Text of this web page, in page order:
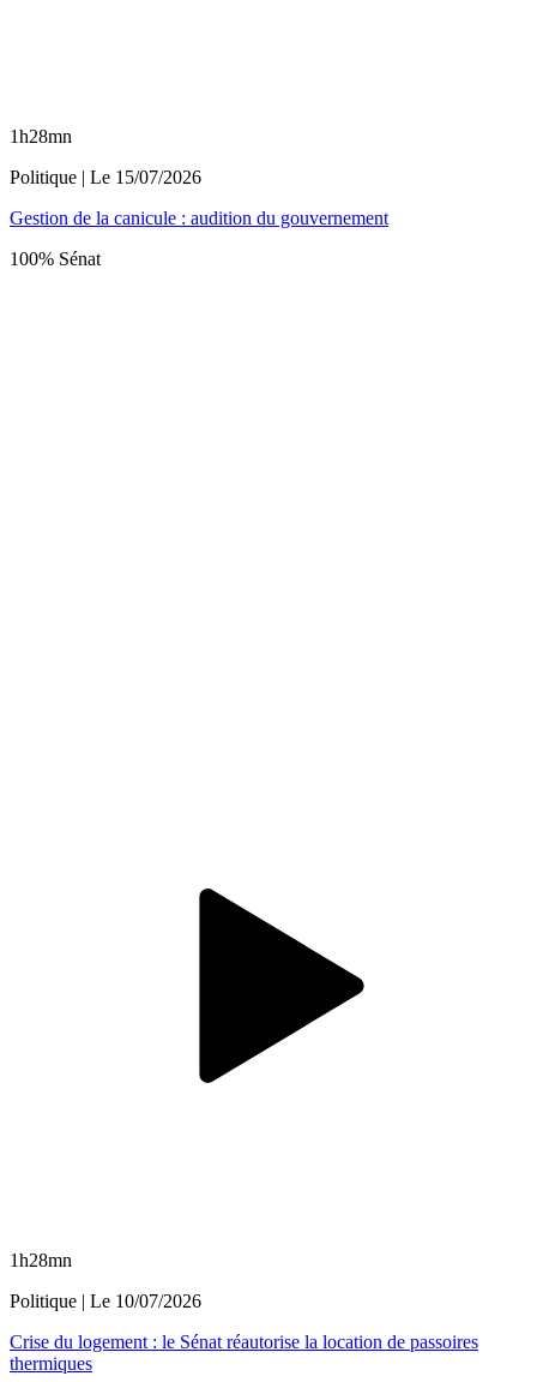
1h28mn
Politique | Le 15/07/2026
Gestion de la canicule : audition du gouvernement
100% Sénat
1h28mn
Politique | Le 10/07/2026
Crise du logement : le Sénat réautorise la location de passoires
thermiques